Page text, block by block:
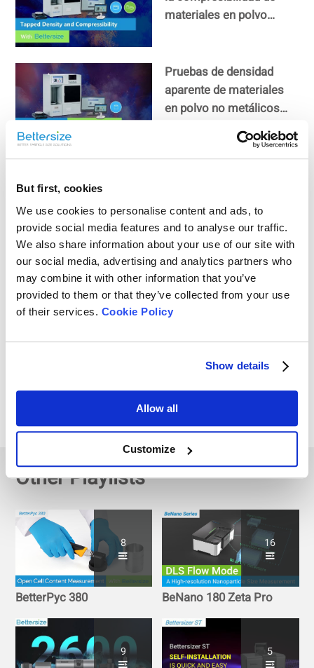
But first, cookies
We use cookies to personalise content and ads, to
provide social media features and to analyse our traffic.
We also share information about your use of our site with
our social media, advertising and analytics partners who
may combine it with other information that you’ve
provided to them or that they’ve collected from your use
of their services. Cookie Policy
Show details
Allow all
Customize
materiales en polvo
Pruebas de densidad
aparente de materiales
en polvo no metálicos
con PowderPro A1
polvo con PowderPro A1
Ensayos de ángulo de
reposo, ángulo de caída y
ángulo de diferencia de
materiales en polvo con
Comprobador
automático de las
características del polvo
Other Playlists
8
BetterPyc 380
16
BeNano 180 Zeta Pro
9 5